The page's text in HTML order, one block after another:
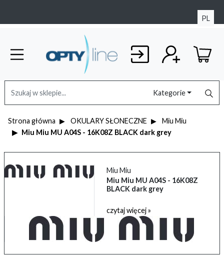
PL
Kategorie
Strona główna OKULARY SŁONECZNE
Miu Miu
Miu Miu MU A04S - 16K08Z BLACK dark grey
Miu Miu
Miu Miu MU A04S - 16K08Z
BLACK dark grey
czytaj więcej »